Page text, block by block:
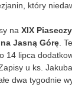
który
na XIX
Jasną Górę.
14 lipca
u ks.
dwa tygodnie